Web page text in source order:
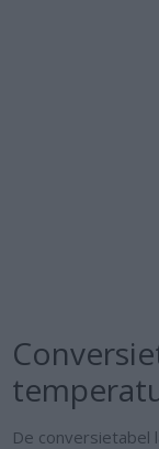
De conversietabel